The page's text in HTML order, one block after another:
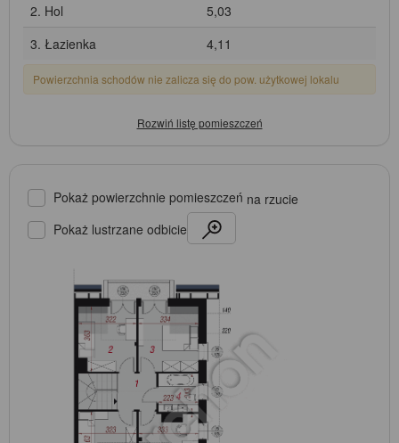
2. Hol
5,03
3. Łazienka
4,11
Powierzchnia schodów nie zalicza się do pow. użytkowej lokalu
Pokaż powierzchnie pomieszczeń na rzucie
Pokaż lustrzane odbicie